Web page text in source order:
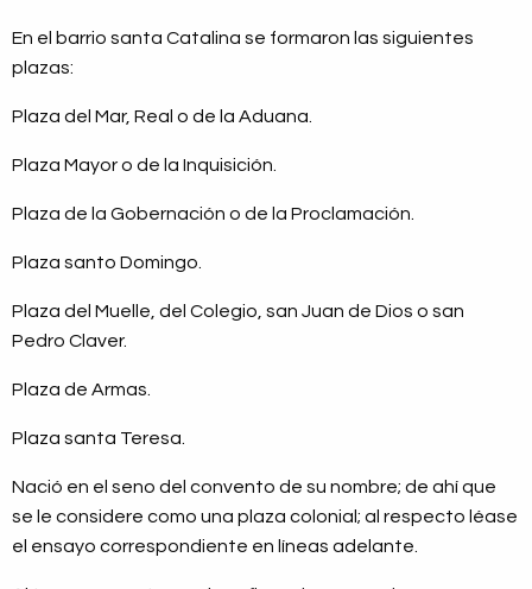
En el barrio santa Catalina se formaron las siguientes
plazas:
Plaza del Mar, Real o de la Aduana.
Plaza Mayor o de la Inquisición.
Plaza de la Gobernación o de la Proclamación.
Plaza santo Domingo.
Plaza del Muelle, del Colegio, san Juan de Dios o san
Pedro Claver.
Plaza de Armas.
Plaza santa Teresa.
Nació en el seno del convento de su nombre; de ahí que
se le considere como una plaza colonial; al respecto léase
el ensayo correspondiente en líneas adelante.